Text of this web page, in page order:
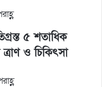
৫ শতাধিক
ও চিকিৎসা